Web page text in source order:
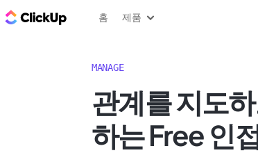
ClickUp 블로그
홈 제품
MANAGE
관계를 지도
하는 Free 인